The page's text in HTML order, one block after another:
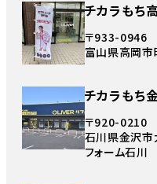
チカラもち
〒933-0946
富山県高岡
チカラもち
〒920-0210
石川県金沢市
フォーム石川